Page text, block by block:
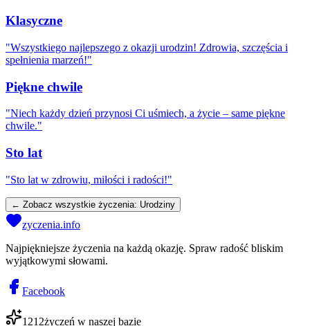
Klasyczne
"Wszystkiego najlepszego z okazji urodzin! Zdrowia, szczęścia i
spełnienia marzeń!"
Piękne chwile
"Niech każdy dzień przynosi Ci uśmiech, a życie – same piękne
chwile."
Sto lat
"Sto lat w zdrowiu, miłości i radości!"
← Zobacz wszystkie życzenia: Urodziny
zyczenia.info
Najpiękniejsze życzenia na każdą okazję. Spraw radość bliskim
wyjątkowymi słowami.
Facebook
1212życzeń w naszej bazie